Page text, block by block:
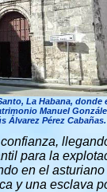
La Habana, donde
Manuel
Álvarez Pérez Cabañas.
para la
en el asturiano
y una esclava